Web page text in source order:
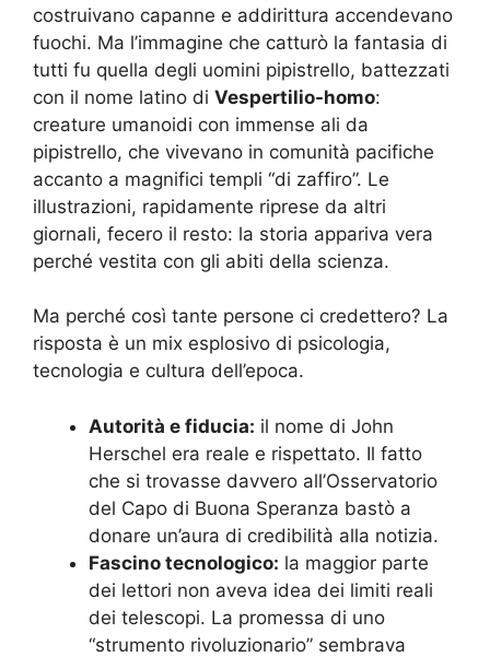
costruivano capanne e addirittura accendevano
fuochi. Ma l’immagine che catturò la fantasia di
tutti fu quella degli uomini pipistrello, battezzati
con il nome latino di Vespertilio-homo:
creature umanoidi con immense ali da
pipistrello, che vivevano in comunità pacifiche
accanto a magnifici templi “di zaffiro”. Le
illustrazioni, rapidamente riprese da altri
giornali, fecero il resto: la storia appariva vera
perché vestita con gli abiti della scienza.
Ma perché così tante persone ci credettero? La
risposta è un mix esplosivo di psicologia,
tecnologia e cultura dell’epoca.
Autorità e fiducia: il nome di John
Herschel era reale e rispettato. Il fatto
che si trovasse davvero all’Osservatorio
del Capo di Buona Speranza bastò a
donare un’aura di credibilità alla notizia.
Fascino tecnologico: la maggior parte
dei lettori non aveva idea dei limiti reali
dei telescopi. La promessa di uno
“strumento rivoluzionario” sembrava